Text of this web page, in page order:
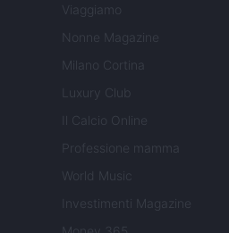
Viaggiamo
Nonne Magazine
Milano Cortina
Luxury Club
Il Calcio Online
Professione mamma
World Music
Investimenti Magazine